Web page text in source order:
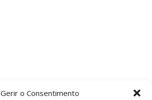
Gerir o Consentimento